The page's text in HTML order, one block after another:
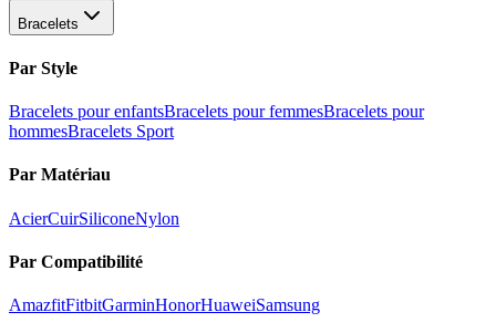
Bracelets
Par Style
Bracelets pour enfantsBracelets pour femmesBracelets pour
hommesBracelets Sport
Par Matériau
AcierCuirSiliconeNylon
Par Compatibilité
AmazfitFitbitGarminHonorHuaweiSamsung